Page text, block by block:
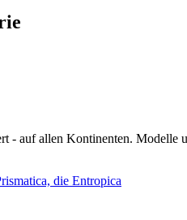
auf allen Kontinenten. Modelle
die Entropica